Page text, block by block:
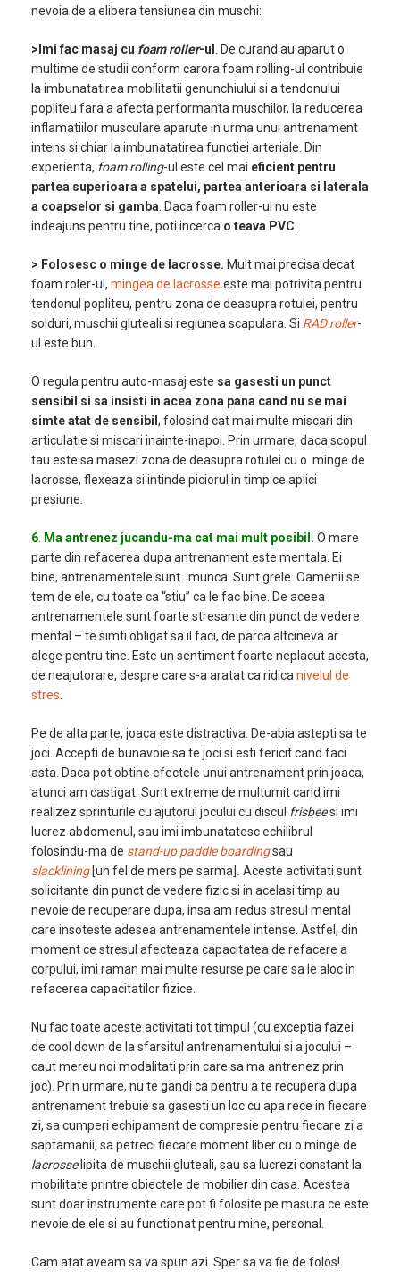
nevoia de a elibera tensiunea din muschi:
>Imi fac masaj cu foam roller-ul
. De curand au aparut o
multime de studii conform carora foam rolling-ul contribuie
la imbunatatirea mobilitatii genunchiului si a tendonului
popliteu fara a afecta performanta muschilor, la reducerea
inflamatiilor musculare aparute in urma unui antrenament
intens si chiar la imbunatatirea functiei arteriale. Din
experienta, foam rolling-ul este cel mai eficient pentru
partea superioara a spatelui, partea anterioara si laterala
a coapselor si gamba . Daca foam roller-ul nu este
indeajuns pentru tine, poti incerca o teava PVC
> Folosesc o minge de lacrosse. Mult mai precisa decat
foam roler-ul, mingea de lacrosse este mai potrivita pentru
tendonul popliteu, pentru zona de deasupra rotulei, pentru
solduri, muschii gluteali si regiunea scapulara. Si RAD roller-
ul este bun.
O regula pentru auto-masaj este sa gasesti un punct
sensibil si sa insisti in acea zona pana cand nu se mai
simte atat de sensibil , folosind cat mai multe miscari din
articulatie si miscari inainte-inapoi. Prin urmare, daca scopul
tau este sa masezi zona de deasupra rotulei cu o minge de
lacrosse, flexeaza si intinde piciorul in timp ce aplici
presiune.
6 Ma antrenez jucandu-ma cat mai mult posibil . O mare
parte din refacerea dupa antrenament este mentala. Ei
bine, antrenamentele sunt…munca. Sunt grele. Oamenii se
tem de ele, cu toate ca “stiu” ca le fac bine. De aceea
antrenamentele sunt foarte stresante din punct de vedere
mental – te simti obligat sa il faci, de parca altcineva ar
alege pentru tine. Este un sentiment foarte neplacut acesta,
de neajutorare, despre care s-a aratat ca ridica nivelul de
stres
Pe de alta parte, joaca este distractiva. De-abia astepti sa te
joci. Accepti de bunavoie sa te joci si esti fericit cand faci
asta. Daca pot obtine efectele unui antrenament prin joaca,
atunci am castigat. Sunt extreme de multumit cand imi
realizez sprinturile cu ajutorul jocului cu discul frisbeesi imi
lucrez abdomenul, sau imi imbunatatesc echilibrul
folosindu-ma de stand-up paddle boardingsau
slacklining [un fel de mers pe sarma] . Aceste activitati sunt
solicitante din punct de vedere fizic si in acelasi timp au
nevoie de recuperare dupa, insa am redus stresul mental
care insoteste adesea antrenamentele intense. Astfel, din
moment ce stresul afecteaza capacitatea de refacere a
corpului, imi raman mai multe resurse pe care sa le aloc in
refacerea capacitatilor fizice.
Nu fac toate aceste activitati tot timpul (cu exceptia fazei
de cool down de la sfarsitul antrenamentului si a jocului –
caut mereu noi modalitati prin care sa ma antrenez prin
joc). Prin urmare, nu te gandi ca pentru a te recupera dupa
antrenament trebuie sa gasesti un loc cu apa rece in fiecare
zi, sa cumperi echipament de compresie pentru fiecare zi a
saptamanii, sa petreci fiecare moment liber cu o minge de
lacrosselipita de muschii gluteali, sau sa lucrezi constant la
mobilitate printre obiectele de mobilier din casa. Acestea
sunt doar instrumente care pot fi folosite pe masura ce este
nevoie de ele si au functionat pentru mine, personal.
Cam atat aveam sa va spun azi. Sper sa va fie de folos!